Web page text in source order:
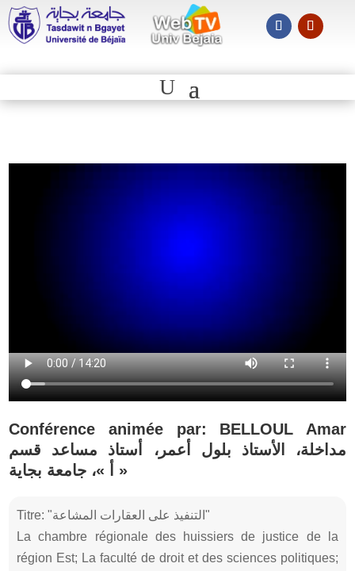
Conférence animée par: BELLOUL Amar
مداخلة، الأستاذ بلول أعمر، أستاذ مساعد قسم
« أ »، جامعة بجاية
Titre: "التنفيذ على العقارات المشاعة"
La chambre régionale des huissiers de justice de la
région Est; La faculté de droit et des sciences politiques;